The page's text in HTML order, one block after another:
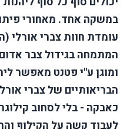
במשקה אחד. מאחורי
עומדת חוות צברי אורלי
המתמחה בגידול צבר
ומוגן ע"י פטנט מאפשר
הבריאותיים של צברי
כאבקה - בלי לסחוב
לעבוד קשה על